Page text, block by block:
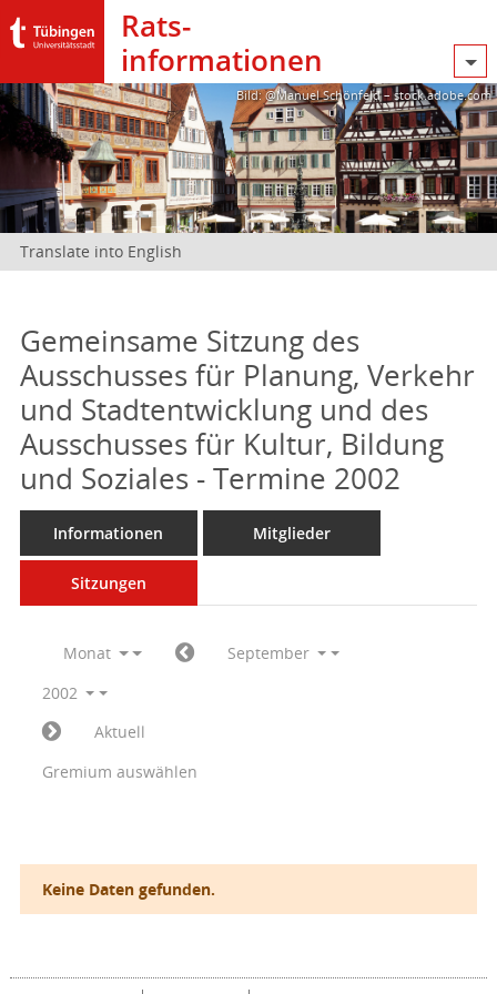
Rats­
informationen
Bild: @Manuel Schönfeld – stock.adobe.com
Translate into English
Gemeinsame Sitzung des
Ausschusses für Planung, Verkehr
und Stadtentwicklung und des
Ausschusses für Kultur, Bildung
und Soziales - Termine 2002
Informationen Mitglieder
Sitzungen
Monat
September
2002
Aktuell
Gremium auswählen
Keine Daten gefunden.